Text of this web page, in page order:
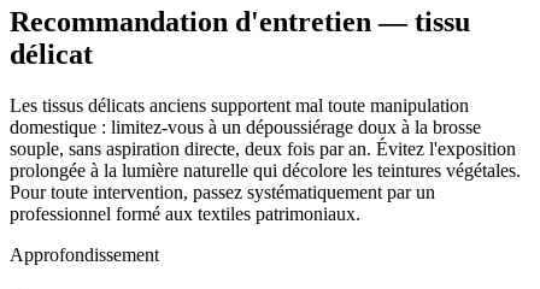
Recommandation d'entretien — tissu
délicat
Les tissus délicats anciens supportent mal toute manipulation
domestique : limitez-vous à un dépoussiérage doux à la brosse
souple, sans aspiration directe, deux fois par an. Évitez l'exposition
prolongée à la lumière naturelle qui décolore les teintures végétales.
Pour toute intervention, passez systématiquement par un
professionnel formé aux textiles patrimoniaux.
Approfondissement